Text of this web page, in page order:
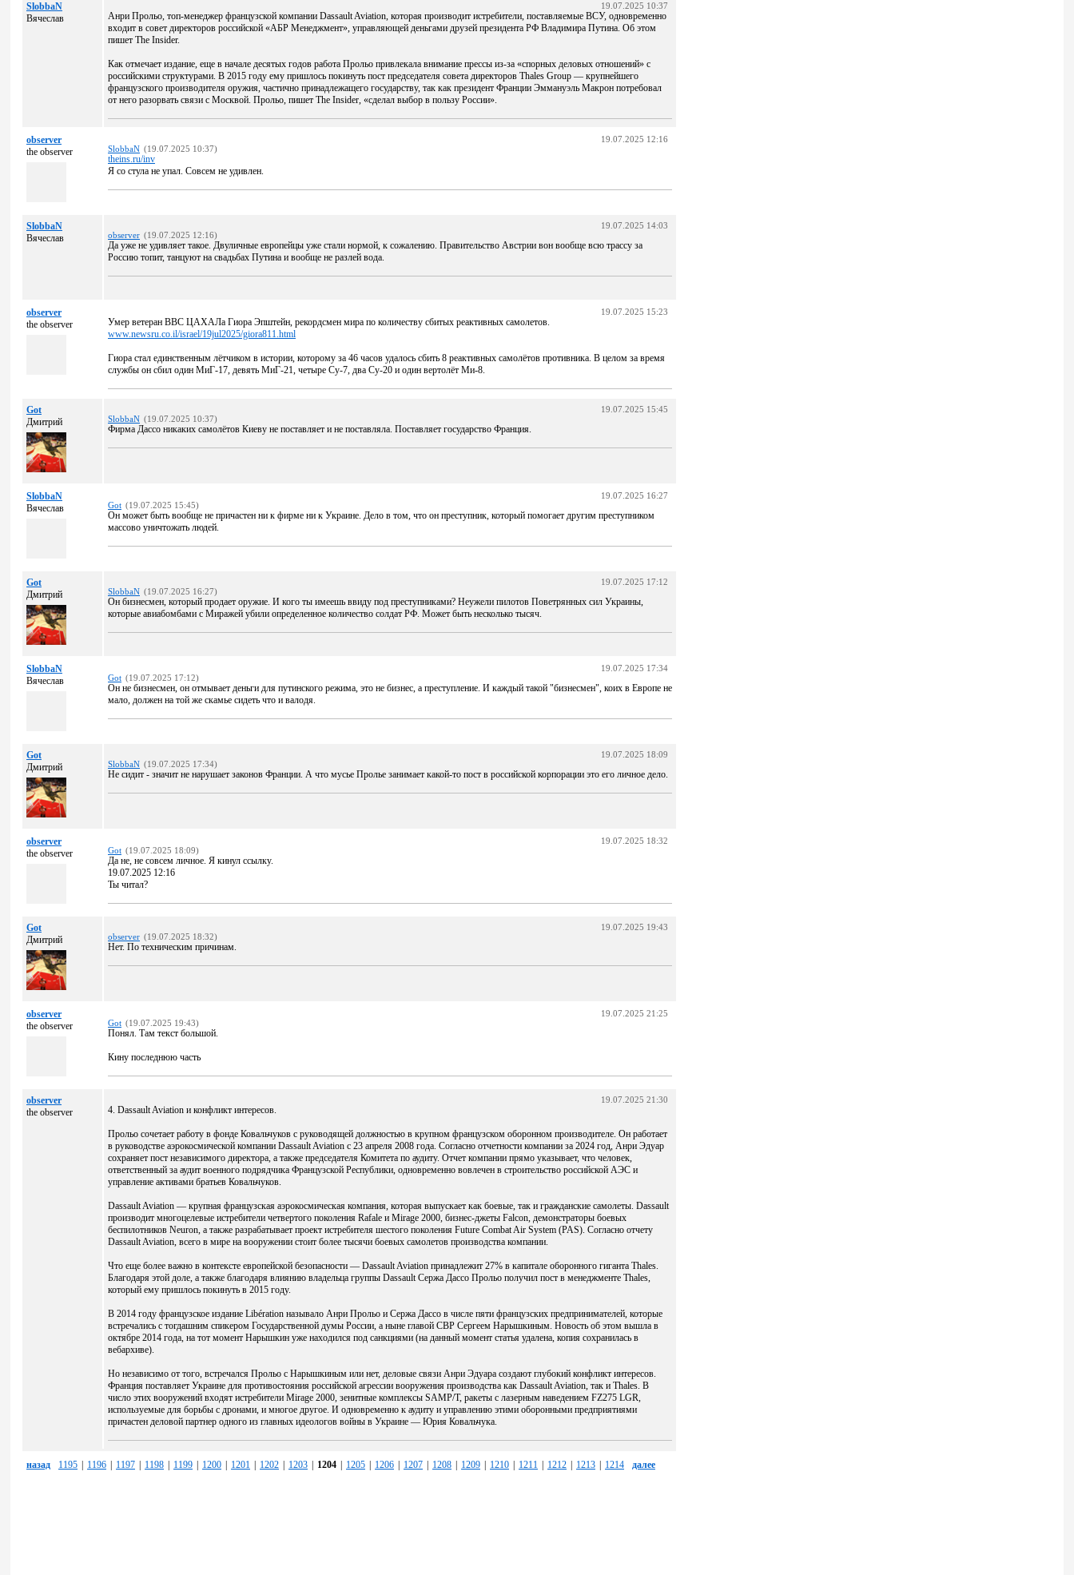
SlobbaN
Вячеслав
19.07.2025 10:37
Анри Прольо, топ-менеджер французской компании Dassault Aviation, которая производит истребители, поставляемые ВСУ, одновременно
входит в совет директоров российской «АБР Менеджмент», управляющей деньгами друзей президента РФ Владимира Путина. Об этом
пишет The Insider.
Как отмечает издание, еще в начале десятых годов работа Прольо привлекала внимание прессы из-за «спорных деловых отношений» с
российскими структурами. В 2015 году ему пришлось покинуть пост председателя совета директоров Thales Group — крупнейшего
французского производителя оружия, частично принадлежащего государству, так как президент Франции Эммануэль Макрон потребовал
от него разорвать связи с Москвой. Прольо, пишет The Insider, «сделал выбор в пользу России».
observer
the observer
19.07.2025 12:16
SlobbaN (19.07.2025 10:37)
theins.ru/inv
Я со стула не упал. Совсем не удивлен.
SlobbaN
Вячеслав
19.07.2025 14:03
observer (19.07.2025 12:16)
Да уже не удивляет такое. Двуличные европейцы уже стали нормой, к сожалению. Правительство Австрии вон вообще всю трассу за
Россию топит, танцуют на свадьбах Путина и вообще не разлей вода.
observer
the observer
19.07.2025 15:23
Умер ветеран ВВС ЦАХАЛа Гиора Эпштейн, рекордсмен мира по количеству сбитых реактивных самолетов.
www.newsru.co.il/israel/19jul2025/giora811.html
Гиора стал единственным лётчиком в истории, которому за 46 часов удалось сбить 8 реактивных самолётов противника. В целом за время
службы он сбил один МиГ-17, девять МиГ-21, четыре Су-7, два Су-20 и один вертолёт Ми-8.
Got
Дмитрий
19.07.2025 15:45
SlobbaN (19.07.2025 10:37)
Фирма Дассо никаких самолётов Киеву не поставляет и не поставляла. Поставляет государство Франция.
SlobbaN
Вячеслав
19.07.2025 16:27
Got (19.07.2025 15:45)
Он может быть вообще не причастен ни к фирме ни к Украине. Дело в том, что он преступник, который помогает другим преступником
массово уничтожать людей.
Got
Дмитрий
19.07.2025 17:12
SlobbaN (19.07.2025 16:27)
Он бизнесмен, который продает оружие. И кого ты имеешь ввиду под преступниками? Неужели пилотов Поветрянных сил Украины,
которые авиабомбами с Миражей убили определенное количество солдат РФ. Может быть несколько тысяч.
SlobbaN
Вячеслав
19.07.2025 17:34
Got (19.07.2025 17:12)
Он не бизнесмен, он отмывает деньги для путинского режима, это не бизнес, а преступление. И каждый такой "бизнесмен", коих в Европе не
мало, должен на той же скамье сидеть что и валодя.
Got
Дмитрий
19.07.2025 18:09
SlobbaN (19.07.2025 17:34)
Не сидит - значит не нарушает законов Франции. А что мусье Пролье занимает какой-то пост в российской корпорации это его личное дело.
observer
the observer
19.07.2025 18:32
Got (19.07.2025 18:09)
Да не, не совсем личное. Я кинул ссылку.
19.07.2025 12:16
Ты читал?
Got
Дмитрий
19.07.2025 19:43
observer (19.07.2025 18:32)
Нет. По техническим причинам.
observer
the observer
19.07.2025 21:25
Got (19.07.2025 19:43)
Понял. Там текст большой.
Кину последнюю часть
observer
the observer
19.07.2025 21:30
4. Dassault Aviation и конфликт интересов.
Прольо сочетает работу в фонде Ковальчуков с руководящей должностью в крупном французском оборонном производителе. Он работает
в руководстве аэрокосмической компании Dassault Aviation с 23 апреля 2008 года. Согласно отчетности компании за 2024 год, Анри Эдуар
сохраняет пост независимого директора, а также председателя Комитета по аудиту. Отчет компании прямо указывает, что человек,
ответственный за аудит военного подрядчика Французской Республики, одновременно вовлечен в строительство российской АЭС и
управление активами братьев Ковальчуков.
Dassault Aviation — крупная французская аэрокосмическая компания, которая выпускает как боевые, так и гражданские самолеты. Dassault
производит многоцелевые истребители четвертого поколения Rafale и Mirage 2000, бизнес-джеты Falcon, демонстраторы боевых
беспилотников Neuron, а также разрабатывает проект истребителя шестого поколения Future Combat Air System (PAS). Согласно отчету
Dassault Aviation, всего в мире на вооружении стоит более тысячи боевых самолетов производства компании.
Что еще более важно в контексте европейской безопасности — Dassault Aviation принадлежит 27% в капитале оборонного гиганта Thales.
Благодаря этой доле, а также благодаря влиянию владельца группы Dassault Сержа Дассо Прольо получил пост в менеджменте Thales,
который ему пришлось покинуть в 2015 году.
В 2014 году французское издание Libération называло Анри Прольо и Сержа Дассо в числе пяти французских предпринимателей, которые
встречались с тогдашним спикером Государственной думы России, а ныне главой СВР Сергеем Нарышкиным. Новость об этом вышла в
октябре 2014 года, на тот момент Нарышкин уже находился под санкциями (на данный момент статья удалена, копия сохранилась в
вебархиве).
Но независимо от того, встречался Прольо с Нарышкиным или нет, деловые связи Анри Эдуара создают глубокий конфликт интересов.
Франция поставляет Украине для противостояния российской агрессии вооружения производства как Dassault Aviation, так и Thales. В
число этих вооружений входят истребители Mirage 2000, зенитные комплексы SAMP/T, ракеты с лазерным наведением FZ275 LGR,
используемые для борьбы с дронами, и многое другое. И одновременно к аудиту и управлению этими оборонными предприятиями
причастен деловой партнер одного из главных идеологов войны в Украине — Юрия Ковальчука.
назад 1195 1196 1197 1198 1199 1200 1201 1202 1203 1204 1205 1206 1207 1208 1209 1210 1211 1212 1213 1214 далее